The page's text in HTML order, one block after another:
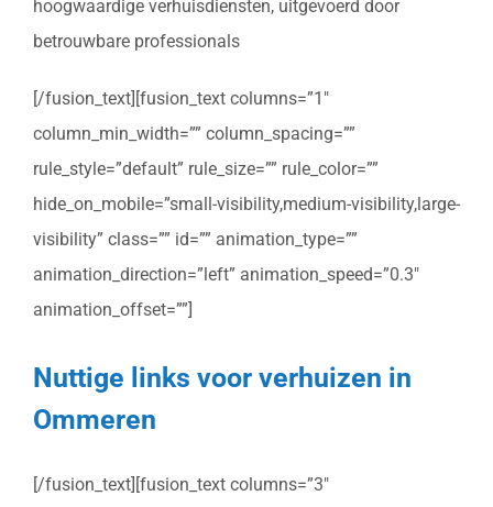
hoogwaardige verhuisdiensten, uitgevoerd door
betrouwbare professionals
[/fusion_text][fusion_text columns=”1″
column_min_width=”” column_spacing=””
rule_style=”default” rule_size=”” rule_color=””
hide_on_mobile=”small-visibility,medium-visibility,large-
visibility” class=”” id=”” animation_type=””
animation_direction=”left” animation_speed=”0.3″
animation_offset=””]
Nuttige links voor verhuizen in
Ommeren
[/fusion_text][fusion_text columns=”3″